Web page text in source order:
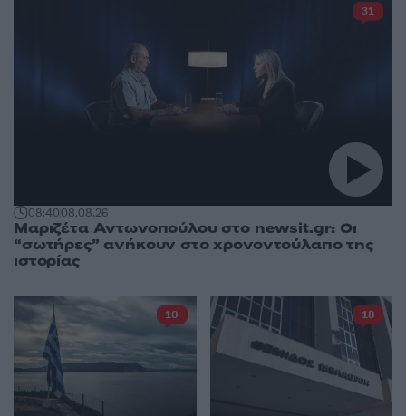
08:4008.08.26
Μαριζέτα Αντωνοπούλου στο newsit.gr: Οι
“σωτήρες” ανήκουν στο χρονοντούλαπο της
ιστορίας
31
10 18